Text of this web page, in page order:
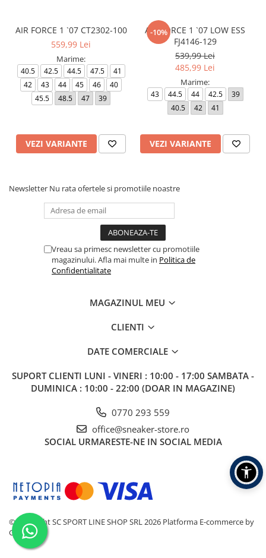
AIR FORCE 1 `07 CT2302-100
559,99 Lei
Marime:
40.5 42.5 44.5 47.5
41
42
43 44 45 46
40
45.5
48.5 47 39
VEZI VARIANTE
-10%
AIR FORCE 1 `07 LOW ESS
FJ4146-129
539,99 Lei
485,99 Lei
Marime:
43 44.5 44 42.5
39
40.5
42 41
VEZI VARIANTE
Newsletter Nu rata ofertele si promotiile noastre
Vreau sa primesc newsletter cu promotiile
magazinului. Afla mai multe in Politica de
Confidentialitate
MAGAZINUL MEU
CLIENTI
DATE COMERCIALE
SUPORT CLIENTI LUNI - VINERI : 10:00 - 17:00 SAMBATA -
DUMINICA : 10:00 - 22:00 (DOAR IN MAGAZINE)
0770 293 559
office@sneaker-store.ro
SOCIAL URMARESTE-NE IN SOCIAL MEDIA
©Copyright SC SPORT LINE SHOP SRL 2026 Platforma E-commerce by
Gomag